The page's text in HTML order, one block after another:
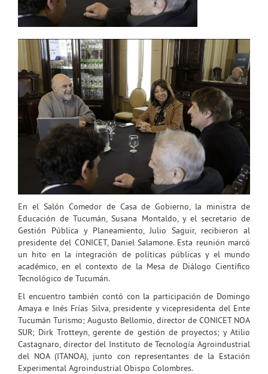
En el Salón Comedor de Casa de Gobierno, la ministra de
Educación de Tucumán, Susana Montaldo, y el secretario de
Gestión Pública y Planeamiento, Julio Saguir, recibieron al
presidente del CONICET, Daniel Salamone. Esta reunión marcó
un hito en la integración de políticas públicas y el mundo
académico, en el contexto de la Mesa de Diálogo Científico
Tecnológico de Tucumán.
El encuentro también contó con la participación de Domingo
Amaya e Inés Frías Silva, presidente y vicepresidenta del Ente
Tucumán Turismo; Augusto Bellomio, director de CONICET NOA
SUR; Dirk Trotteyn, gerente de gestión de proyectos; y Atilio
Castagnaro, director del Instituto de Tecnología Agroindustrial
del NOA (ITANOA), junto con representantes de la Estación
Experimental Agroindustrial Obispo Colombres.